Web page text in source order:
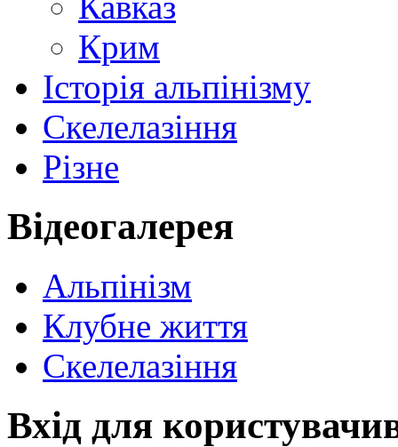
Крим
Історія альпінізму
Скелелазіння
Різне
Відеогалерея
Альпінізм
Клубне життя
Скелелазіння
Вхід для